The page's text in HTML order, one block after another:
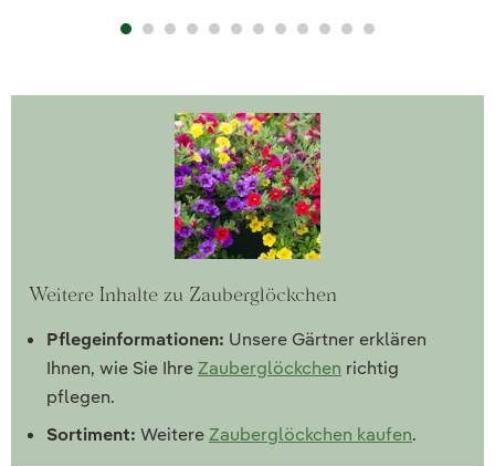
Weitere Inhalte zu Zauberglöckchen
Pflegeinformationen: Unsere Gärtner erklären
Ihnen, wie Sie IhreZauberglöckchen richtig
pflegen.
Sortiment: WeitereZauberglöckchen kaufen.